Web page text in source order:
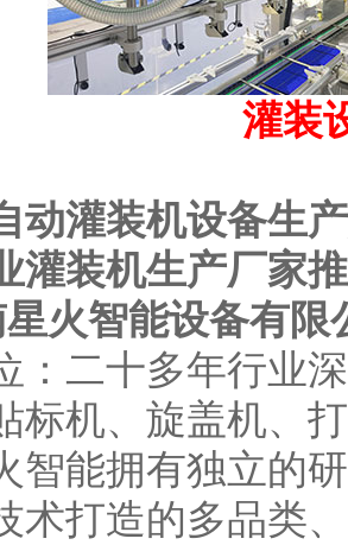
灌装
动灌装机设备生
灌装机生产厂家
火智能设备有限
：二十多年行业
标机、旋盖机、
智能拥有独立的
术打造的多品类